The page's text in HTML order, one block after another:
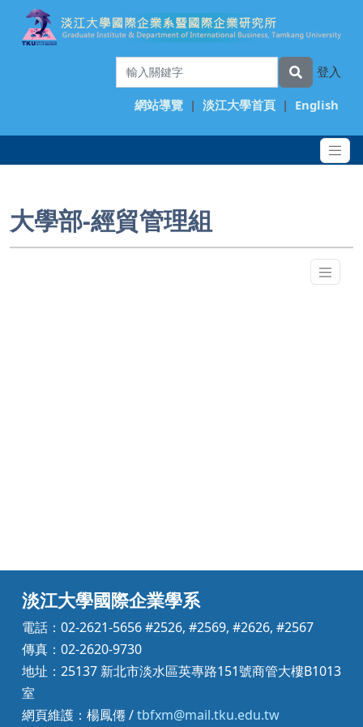
登入
網站導覽 | 淡江大學首頁 | English
大學部-經貿管理組
淡江大學國際企業學系
電話：02-2621-5656 #2526, #2569, #2626, #2567
傳真：02-2620-9730
地址：25137 新北市淡水區英專路151號商管大樓B1013
室
網頁維護：楊鳳僊 /tbfxm@mail.tku.edu.tw